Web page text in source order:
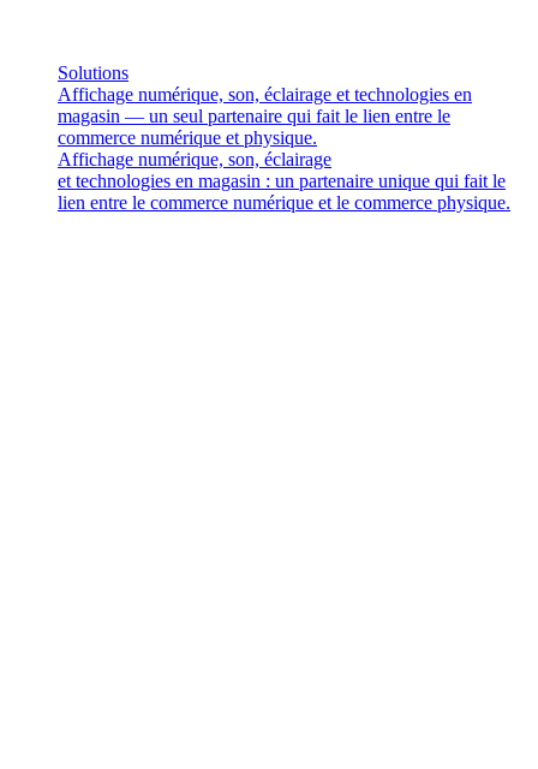
Solutions
Affichage numérique, son, éclairage et technologies en
magasin — un seul partenaire qui fait le lien entre le
commerce numérique et physique.
Affichage numérique, son, éclairage
et technologies en magasin : un partenaire unique qui fait le
lien entre le commerce numérique et le commerce physique.